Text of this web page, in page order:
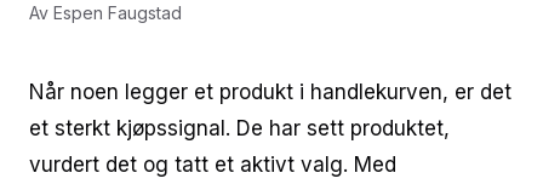
Av Espen Faugstad
Når noen legger et produkt i handlekurven, er det
et sterkt kjøpssignal. De har sett produktet,
vurdert det og tatt et aktivt valg. Med